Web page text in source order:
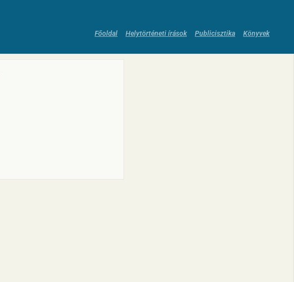
Főoldal Helytörténeti írások Publicisztika Könyvek